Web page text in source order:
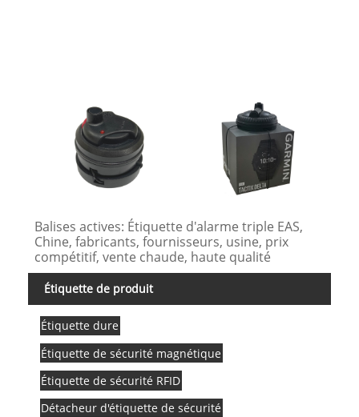
Balises actives: Étiquette d'alarme triple EAS,
Chine, fabricants, fournisseurs, usine, prix
compétitif, vente chaude, haute qualité
Étiquette de produit
Étiquette dure
Étiquette de sécurité magnétique
Étiquette de sécurité RFID
Détacheur d'étiquette de sécurité